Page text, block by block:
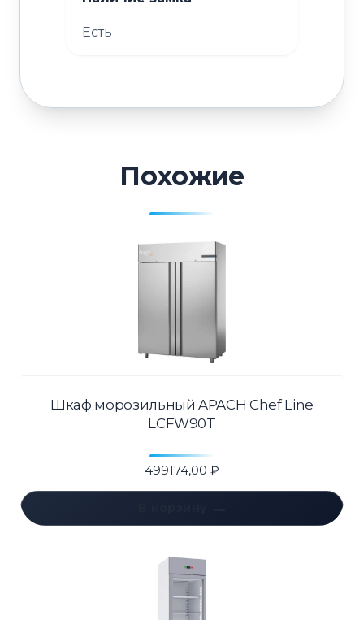
Есть
Похожие
Шкаф морозильный APACH Chef Line
LCFW90T
499174,00 ₽